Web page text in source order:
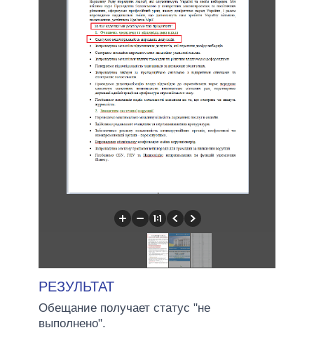
РЕЗУЛЬТАТ
Обещание получает статус "не
выполнено".